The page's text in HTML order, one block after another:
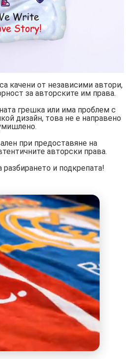
качени от независими автори,
за авторските им права.
грешка или има проблем с
дизайн, това не е направено
при предоставяне на
авторски права.
и подкрепата!